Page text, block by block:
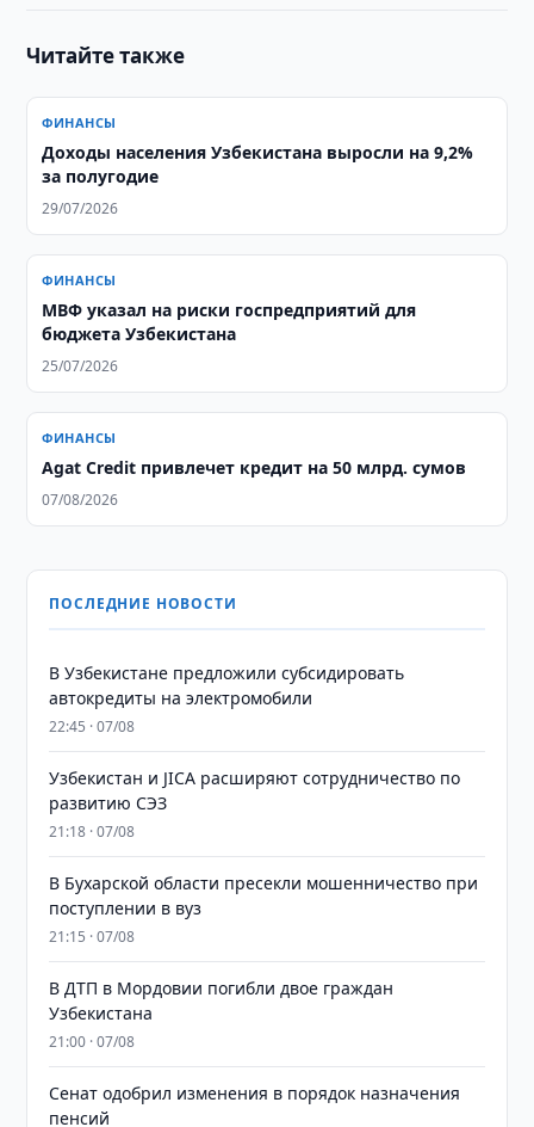
Читайте также
ФИНАНСЫ
Доходы населения Узбекистана выросли на 9,2%
за полугодие
29/07/2026
ФИНАНСЫ
МВФ указал на риски госпредприятий для
бюджета Узбекистана
25/07/2026
ФИНАНСЫ
Agat Credit привлечет кредит на 50 млрд. сумов
07/08/2026
ПОСЛЕДНИЕ НОВОСТИ
В Узбекистане предложили субсидировать
автокредиты на электромобили
22:45 · 07/08
Узбекистан и JICA расширяют сотрудничество по
развитию СЭЗ
21:18 · 07/08
В Бухарской области пресекли мошенничество при
поступлении в вуз
21:15 · 07/08
В ДТП в Мордовии погибли двое граждан
Узбекистана
21:00 · 07/08
Сенат одобрил изменения в порядок назначения
пенсий